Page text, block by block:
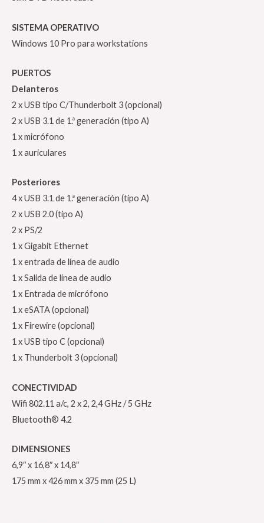
SISTEMA OPERATIVO
Windows 10 Pro para workstations
PUERTOS
Delanteros
2 x USB tipo C/Thunderbolt 3 (opcional)
2 x USB 3.1 de 1.ª generación (tipo A)
1 x micrófono
1 x auriculares
Posteriores
4 x USB 3.1 de 1.ª generación (tipo A)
2 x USB 2.0 (tipo A)
2 x PS/2
1 x Gigabit Ethernet
1 x entrada de línea de audio
1 x Salida de línea de audio
1 x Entrada de micrófono
1 x eSATA (opcional)
1 x Firewire (opcional)
1 x USB tipo C (opcional)
1 x Thunderbolt 3 (opcional)
CONECTIVIDAD
Wifi 802.11 a/c, 2 x 2, 2,4 GHz / 5 GHz
Bluetooth® 4.2
DIMENSIONES
6,9″ x 16,8″ x 14,8″
175 mm x 426 mm x 375 mm (25 L)